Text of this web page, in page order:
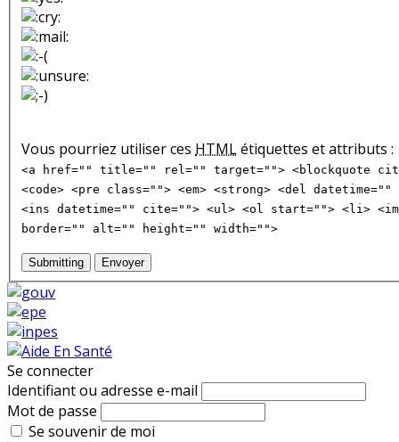
Vous pourriez utiliser ces HTMLétiquettes et attributs :
<a href="" title="" rel="" target=""> <blockquote
<code> <pre class=""> <em> <strong> <del
<ins datetime="" cite=""> <ul> <ol start=""> <li>
border="" alt="" height="" width="">
Submitting Envoyer
Se connecter
Identifiant ou adresse e-mail
Mot de passe
Se souvenir de moi